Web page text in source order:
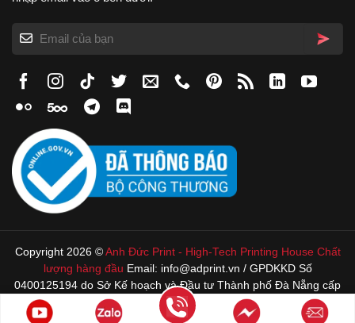
Copyright 2026 © Anh Đức Print- High-Tech Printing House Chất
lượng hàng đầu Email: info@adprint.vn / GPDKKD Số
0400125194 do Sở Kế hoạch và Đầu tư Thành phố Đà Nẵng cấp
22/4/1996